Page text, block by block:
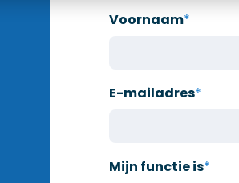
Voornaam*
E-mailadres*
Mijn functie is*